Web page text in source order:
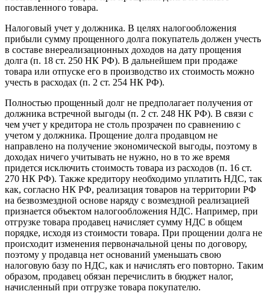
поставленного товара.
Налоговый учет у должника. В целях налогообложения
прибыли сумму прощенного долга покупатель должен учесть
в составе внереализационных доходов на дату прощения
долга (п. 18 ст. 250 НК РФ). В дальнейшем при продаже
товара или отпуске его в производство их стоимость можно
учесть в расходах (п. 2 ст. 254 НК РФ).
Полностью прощенный долг не предполагает получения от
должника встречной выгоды (п. 2 ст. 248 НК РФ). В связи с
чем учет у кредитора не столь прозрачен по сравнению с
учетом у должника. Прощение долга продавцом не
направлено на получение экономической выгоды, поэтому в
доходах ничего учитывать не нужно, но в то же время
придется исключить стоимость товара из расходов (п. 16 ст.
270 НК РФ). Также кредитору необходимо уплатить НДС, так
как, согласно НК РФ, реализация товаров на территории РФ
на безвозмездной основе наряду с возмездной реализацией
признается объектом налогообложения НДС. Например, при
отгрузке товара продавец начисляет сумму НДС в общем
порядке, исходя из стоимости товара. При прощении долга не
происходит изменения первоначальной цены по договору,
поэтому у продавца нет оснований уменьшать свою
налоговую базу по НДС, как и начислять его повторно. Таким
образом, продавец обязан перечислить в бюджет налог,
начисленный при отгрузке товара покупателю.